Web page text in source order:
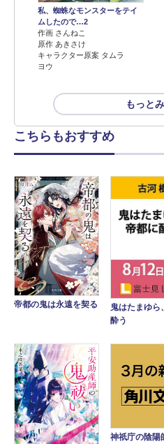
私、蜘蛛なモンスターをテイ
ムしたので…2
作画 さんねこ
原作 あきさけ
キャラクター原案 タムラ
ヨウ
もっと
こちらもおすすめ
帝都の鬼は永遠を契る
鬼はたまゆら
酔う
神祇庁の陰陽